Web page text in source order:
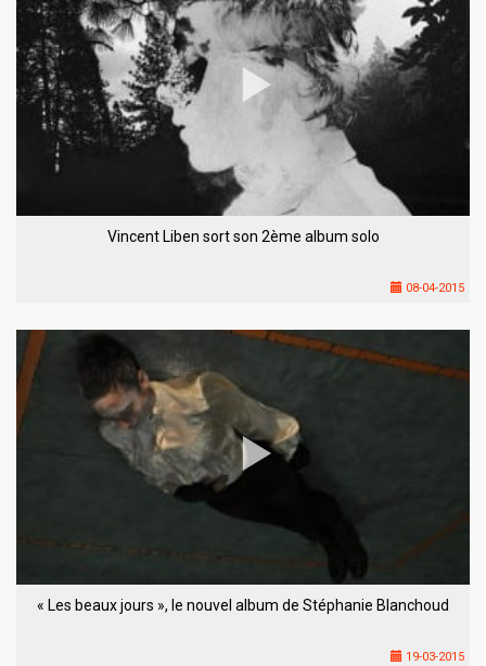
Vincent Liben sort son 2ème album solo
08-04-2015
« Les beaux jours », le nouvel album de Stéphanie Blanchoud
19-03-2015